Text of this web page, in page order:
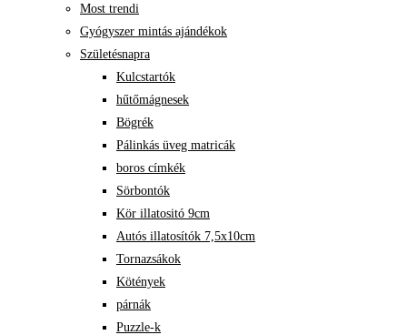
Most trendi
Gyógyszer mintás ajándékok
Születésnapra
Kulcstartók
hűtőmágnesek
Bögrék
Pálinkás üveg matricák
boros címkék
Sörbontók
Kör illatositó 9cm
Autós illatosítók 7,5x10cm
Tornazsákok
Kötények
párnák
Puzzle-k